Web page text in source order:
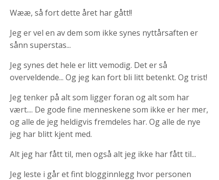
Wææ, så fort dette året har gått!!
Jeg er vel en av dem som ikke synes nyttårsaften er
sånn superstas...
Jeg synes det hele er litt vemodig. Det er så
overveldende... Og jeg kan fort bli litt betenkt. Og trist!
Jeg tenker på alt som ligger foran og alt som har
vært.... De gode fine menneskene som ikke er her mer,
og alle de jeg heldigvis fremdeles har. Og alle de nye
jeg har blitt kjent med.
Alt jeg har fått til, men også alt jeg ikke har fått til...
Jeg leste i går et fint blogginnlegg hvor personen